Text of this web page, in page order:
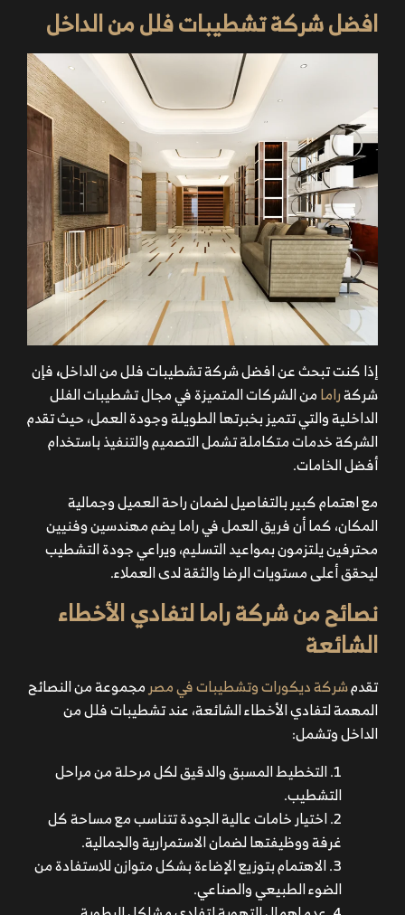
افضل شركة تشطيبات فلل من الداخل
إذا كنت تبحث عن افضل شركةتشطيبات فلل من الداخل،فإن
شركةرامامن الشركات المتميزة في مجال تشطيبات الفلل
الداخلية والتي تتميز بخبرتها الطويلة وجودة العمل، حيث تقدم
الشركة خدمات متكاملة تشمل التصميم والتنفيذ باستخدام
أفضل الخامات.
مع اهتمام كبير بالتفاصيل لضمان راحة العميل وجمالية
المكان، كما أن فريق العمل في راما يضم مهندسين وفنيين
محترفين يلتزمون بمواعيد التسليم، ويراعي جودة التشطيب
ليحقق أعلى مستويات الرضا والثقة لدى العملاء.
نصائح من شركة راما لتفادي الأخطاء
الشائعة
تقدمشركة ديكورات وتشطيبات في مصر مجموعة من النصائح
المهمة لتفادي الأخطاء الشائعة، عندتشطيبات فلل من
الداخلوتشمل:
التخطيط المسبق والدقيق لكل مرحلة من مراحل
التشطيب.
اختيار خامات عالية الجودة تتناسب مع مساحة كل
غرفة ووظيفتها لضمان الاستمرارية والجمالية.
الاهتمام بتوزيع الإضاءة بشكل متوازن للاستفادة من
الضوء الطبيعي والصناعي.